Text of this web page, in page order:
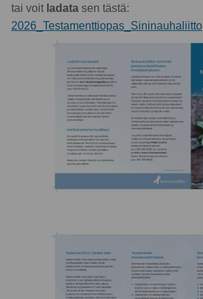
tai voit ladata sen tästä:
2026_Testamenttiopas_Sininauhaliitto